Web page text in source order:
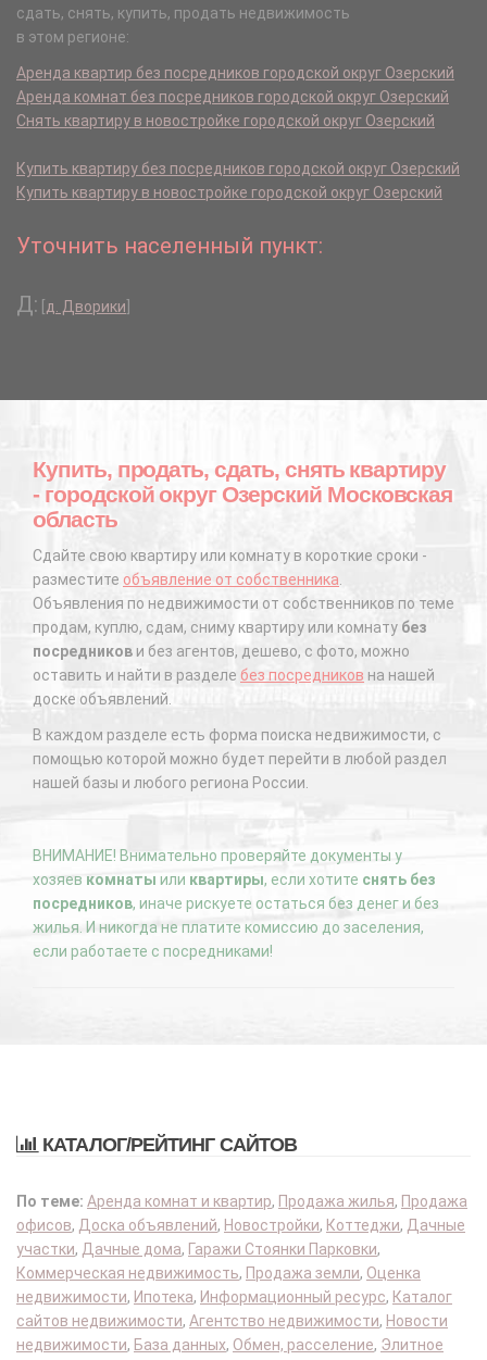
сдать, снять, купить, продать недвижимость
в этом регионе:
Аренда квартир без посредников городской округ Озерский
Аренда комнат без посредников городской округ Озерский
Снять квартиру в новостройке городской округ Озерский
Купить квартиру без посредников городской округ Озерский
Купить квартиру в новостройке городской округ Озерский
Уточнить населенный пункт:
Д: д. Дворики
Купить, продать, сдать, снять квартиру
- городской округ Озерский Московская
область
Сдайте свою квартиру или комнату в короткие сроки -
разместите объявление от собственника.
Объявления по недвижимости от собственников по теме
продам, куплю, сдам, сниму квартиру или комнату без
посредников и без агентов, дешево, с фото, можно
оставить и найти в разделе без посредников на нашей
доске объявлений.
В каждом разделе есть форма поиска недвижимости, с
помощью которой можно будет перейти в любой раздел
нашей базы и любого региона России.
ВНИМАНИЕ! Внимательно проверяйте документы у
хозяев комнаты или квартиры, если хотите снять без
посредников, иначе рискуете остаться без денег и без
жилья. И никогда не платите комиссию до заселения,
если работаете с посредниками!
КАТАЛОГ/РЕЙТИНГ САЙТОВ
По теме: Аренда комнат и квартир, Продажа жилья, Продажа
офисов, Доска объявлений, Новостройки, Коттеджи, Дачные
участки, Дачные дома, Гаражи Стоянки Парковки,
Коммерческая недвижимость, Продажа земли, Оценка
недвижимости, Ипотека, Информационный ресурс, Каталог
сайтов недвижимости, Агентство недвижимости, Новости
недвижимости, База данных, Обмен, расселение, Элитное